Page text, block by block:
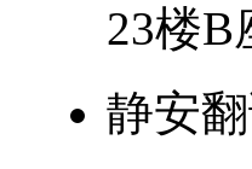
23楼B
静安